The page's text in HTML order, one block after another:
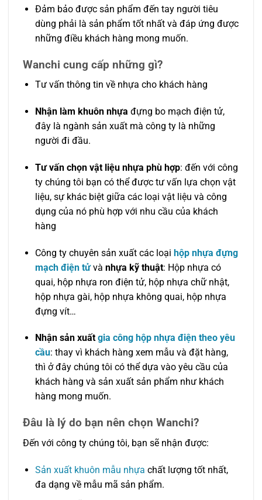
Đảm bảo được sản phẩm đến tay người tiêu
dùng phải là sản phẩm tốt nhất và đáp ứng được
những điều khách hàng mong muốn.
Wanchi cung cấp những gì?
Tư vấn thông tin về nhựa cho khách hàng
Nhận làm khuôn nhựa đựng bo mạch điện tử,
đây là ngành sản xuất mà công ty là những
người đi đầu.
Tư vấn chọn vật liệu nhựa phù hợp: đến với công
ty chúng tôi bạn có thể được tư vấn lựa chọn vật
liệu, sự khác biệt giữa các loại vật liệu và công
dụng của nó phù hợp với nhu cầu của khách
hàng
Công ty chuyên sản xuất các loại hộp nhựa đựng
mạch điện tửvà nhựa kỹ thuật: Hộp nhựa có
quai, hộp nhựa ron điện tử, hộp nhựa chữ nhật,
hộp nhựa gài, hộp nhựa không quai, hộp nhựa
đựng vít…
Nhận sản xuất gia công hộp nhựa điện theo yêu
cầu: thay vì khách hàng xem mẫu và đặt hàng,
thì ở đây chúng tôi có thể dựa vào yêu cầu của
khách hàng và sản xuất sản phẩm như khách
hàng mong muốn.
Đâu là lý do bạn nên chọn Wanchi?
Đến với công ty chúng tôi, bạn sẽ nhận được:
Sản xuất khuôn mẫu nhựa chất lượng tốt nhất,
đa dạng về mẫu mã sản phẩm.